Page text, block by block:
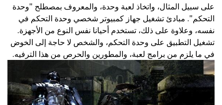
على سبيل المثال، واتخاذ لعبة وحدة، والمعروف بمصطلح "وحدة
التحكم". مبادئ تشغيل جهاز كمبيوتر شخصي وحدة التحكم في
نفسه، وعلاوة على ذلك، تستخدم أحيانا نفس النوع من الأجهزة.
تشغيل التطبيق على وحدة التحكم، والشخص لا حاجة إلى الخوض
في ما يلزم من برامج لعبة، والمطورين والحرص من هذا الترفيه.